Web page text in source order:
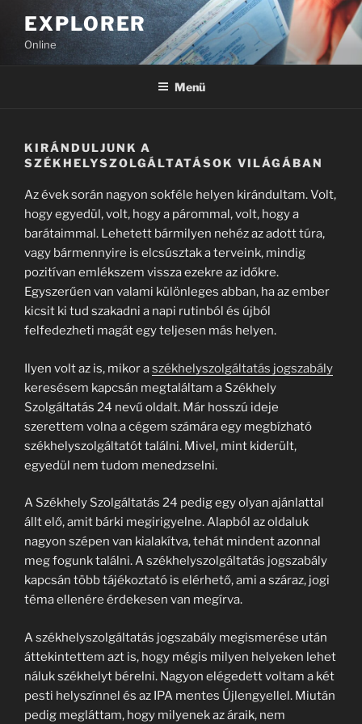
EXPLORER
Online
Menü
KIRÁNDULJUNK A
SZÉKHELYSZOLGÁLTATÁSOK VILÁGÁBAN
Az évek során nagyon sokféle helyen kirándultam. Volt,
hogy egyedül, volt, hogy a párommal, volt, hogy a
barátaimmal. Lehetett bármilyen nehéz az adott túra,
vagy bármennyire is elcsúsztak a terveink, mindig
pozitívan emlékszem vissza ezekre az időkre.
Egyszerűen van valami különleges abban, ha az ember
kicsit ki tud szakadni a napi rutinból és újból
felfedezheti magát egy teljesen más helyen.
Ilyen volt az is, mikor aszékhelyszolgáltatás jogszabály
keresésem kapcsán megtaláltam a Székhely
Szolgáltatás 24 nevű oldalt. Már hosszú ideje
szerettem volna a cégem számára egy megbízható
székhelyszolgáltatót találni. Mivel, mint kiderült,
egyedül nem tudom menedzselni.
A Székhely Szolgáltatás 24 pedig egy olyan ajánlattal
állt elő, amit bárki megirigyelne. Alapból az oldaluk
nagyon szépen van kialakítva, tehát mindent azonnal
meg fogunk találni. A székhelyszolgáltatás jogszabály
kapcsán több tájékoztató is elérhető, ami a száraz, jogi
téma ellenére érdekesen van megírva.
A székhelyszolgáltatás jogszabály megismerése után
áttekintettem azt is, hogy mégis milyen helyeken lehet
náluk székhelyt bérelni. Nagyon elégedett voltam a két
pesti helyszínnel és az IPA mentes Újlengyellel. Miután
pedig megláttam, hogy milyenek az áraik, nem